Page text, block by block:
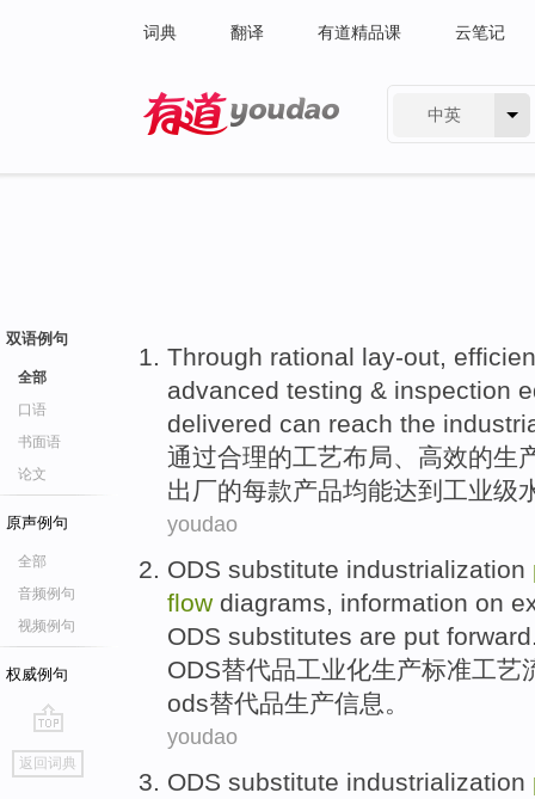
词典 翻译 有道精品课 云笔记
中英
双语例句
全部
口语
书面语
论文
原声例句
全部
音频例句
视频例句
权威例句
go
top
返回词典
Through rational lay-out,
advanced testing & inspection
delivered can reach the
通过合理的工艺布局、 高效的生
出厂的每款产品均能达到 工业级
youdao
ODS substitute industrialization
flow diagrams, information on
ODS substitutes are put
ODS替代品工业化生产标准工艺
ods替代品生产信息。
youdao
ODS substitute industrialization